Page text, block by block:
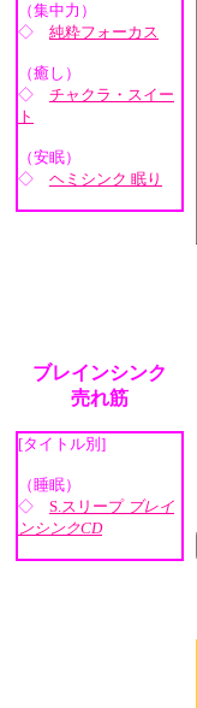
（集中力）
◇ 純粋フォーカス
（癒し）
◇ チャクラ・スイー
ト
（安眠）
◇ ヘミシンク 眠り
ブレインシンク
売れ筋
[タイトル別]
（睡眠）
◇ S.スリープ ブレイ
ンシンクCD